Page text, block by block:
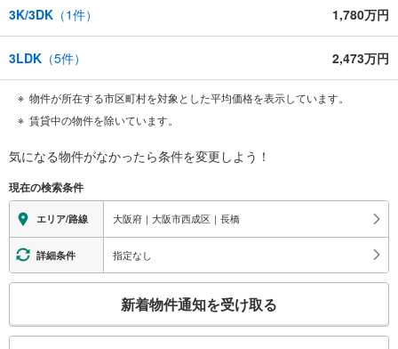
3K/3DK （1件） 1,780万円
3LDK （5件） 2,473万円
物件が所在する市区町村を対象とした平均価格を表示しています。
賃貸中の物件を除いています。
気になる物件がなかったら条件を変更しよう！
現在の検索条件
エリア/路線 大阪府｜大阪市西成区｜長橋
詳細条件 指定なし
検
新着物件通知を受け取る